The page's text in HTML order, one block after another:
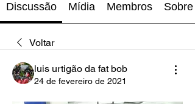
Discussão Mídia Membros Sobre
Voltar
luis urtigão da fat bob
24 de fevereiro de 2021